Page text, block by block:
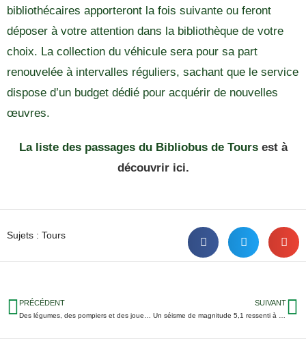
bibliothécaires apporteront la fois suivante ou feront
déposer à votre attention dans la bibliothèque de votre
choix. La collection du véhicule sera pour sa part
renouvelée à intervalles réguliers, sachant que le service
dispose d’un budget dédié pour acquérir de nouvelles
œuvres.
La liste des passages du Bibliobus de Tours est à
découvrir ici.
Sujets : Tours
PRÉCÉDENT SUIVANT